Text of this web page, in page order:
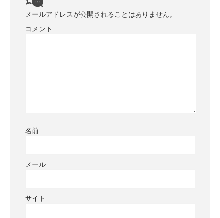
メールアドレスが公開されることはありません。
コメント
名前
メール
サイト